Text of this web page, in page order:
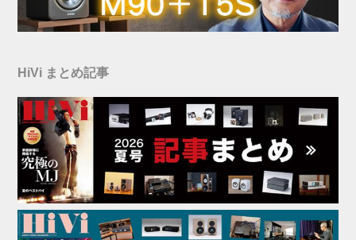
HiVi まとめ記事